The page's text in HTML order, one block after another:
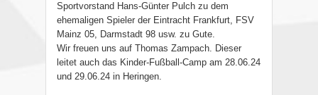
Sportvorstand Hans-Günter Pulch zu dem
ehemaligen Spieler der Eintracht Frankfurt, FSV
Mainz 05, Darmstadt 98 usw. zu Gute.
Wir freuen uns auf Thomas Zampach. Dieser
leitet auch das Kinder-Fußball-Camp am 28.06.24
und 29.06.24 in Heringen.